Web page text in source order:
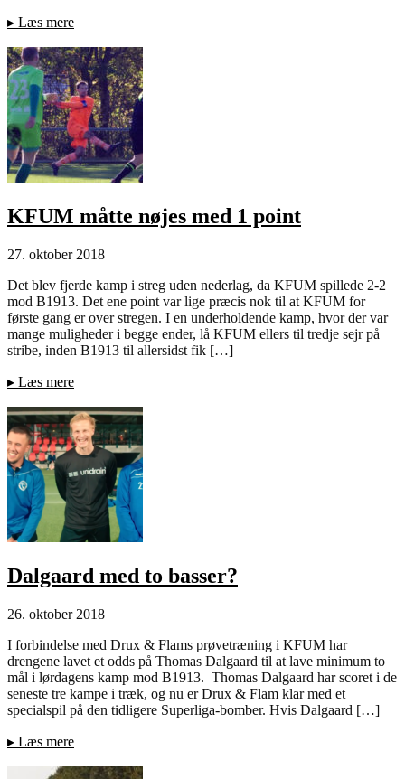
▸ Læs mere
KFUM måtte nøjes med 1 point
27. oktober 2018
Det blev fjerde kamp i streg uden nederlag, da KFUM spillede 2-2
mod B1913. Det ene point var lige præcis nok til at KFUM for
første gang er over stregen. I en underholdende kamp, hvor der var
mange muligheder i begge ender, lå KFUM ellers til tredje sejr på
stribe, inden B1913 til allersidst fik […]
▸ Læs mere
Dalgaard med to basser?
26. oktober 2018
I forbindelse med Drux & Flams prøvetræning i KFUM har
drengene lavet et odds på Thomas Dalgaard til at lave minimum to
mål i lørdagens kamp mod B1913. Thomas Dalgaard har scoret i de
seneste tre kampe i træk, og nu er Drux & Flam klar med et
specialspil på den tidligere Superliga-bomber. Hvis Dalgaard […]
▸ Læs mere